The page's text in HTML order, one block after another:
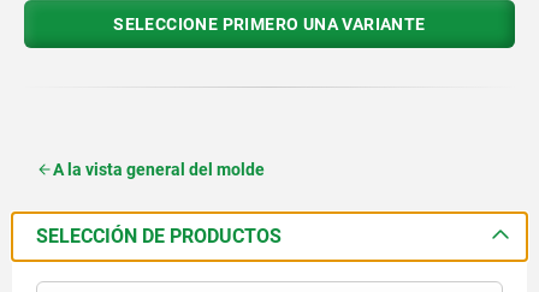
SELECCIONE PRIMERO UNA VARIANTE
A la vista general del molde
SELECCIÓN DE PRODUCTOS